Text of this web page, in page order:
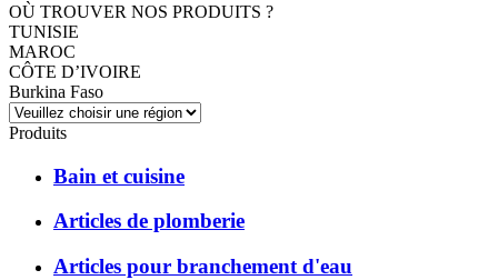
OÙ TROUVER NOS PRODUITS ?
TUNISIE
MAROC
CÔTE D’IVOIRE
Burkina Faso
Produits
Bain et cuisine
Articles de plomberie
Articles pour branchement d'eau